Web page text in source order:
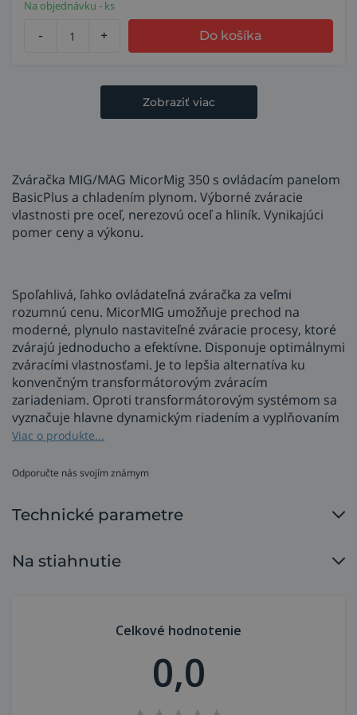
Na objednávku - ks
- + Do košíka
Zobraziť viac
Zváračka MIG/MAG MicorMig 350 s ovládacím panelom
BasicPlus a chladením plynom. Výborné zváracie
vlastnosti pre oceľ, nerezovú oceľ a hliník. Vynikajúci
pomer ceny a výkonu.
Spoľahlivá, ľahko ovládateľná zváračka za veľmi
rozumnú cenu. MicorMIG umožňuje prechod na
moderné, plynulo nastaviteľné zváracie procesy, ktoré
zvárajú jednoducho a efektívne. Disponuje optimálnymi
zváracími vlastnosťami. Je to lepšia alternatíva ku
konvenčným transformátorovým zváracím
zariadeniam. Oproti transformátorovým systémom sa
vyznačuje hlavne dynamickým riadením a vyplňovaním
krátera. Disponuje technológiou MICOR, vďaka
plne certifikované EN 1090 a rozšíriteľné.
LORCH MF-08.
Výhody zváracích zdrojov
nastaviteľným prúdom zvárania
MICOR inovatívna patentovaná technológia –
maximálny výkon a dokonalé zváracie vlastnosti,
vynikajúce zváracie vlastnosti pre oceľ,
nerezové ocele a hliník
Viac o produkte...
Odporučte nás svojím známym
Technické parametre
Na stiahnutie
Celkové hodnotenie
0,0